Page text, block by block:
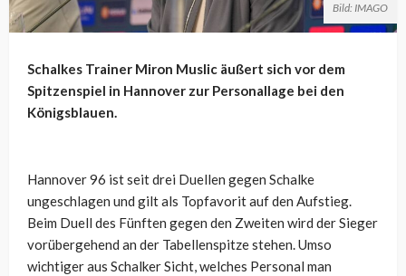
Bild: IMAGO
Schalkes Trainer Miron Muslic äußert sich vor dem
Spitzenspiel in Hannover zur Personallage bei den
Königsblauen.
Hannover 96 ist seit drei Duellen gegen Schalke
ungeschlagen und gilt als Topfavorit auf den Aufstieg.
Beim Duell des Fünften gegen den Zweiten wird der Sieger
vorübergehend an der Tabellenspitze stehen. Umso
wichtiger aus Schalker Sicht, welches Personal man